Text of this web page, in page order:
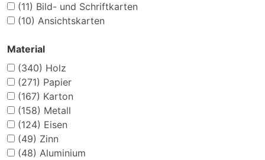
(11) Bild- und Schriftkarten
(10) Ansichtskarten
Material
(340) Holz
(271) Papier
(167) Karton
(158) Metall
(124) Eisen
(49) Zinn
(48) Aluminium